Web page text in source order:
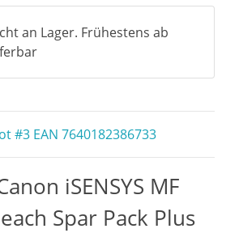
an Lager. Frühestens ab
#3 EAN 7640182386733
iSENSYS MF
Spar Pack Plus